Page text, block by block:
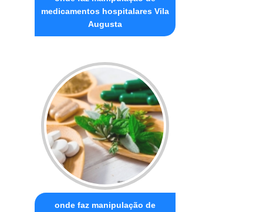
medicamentos hospitalares Vila
Augusta
onde faz manipulação de